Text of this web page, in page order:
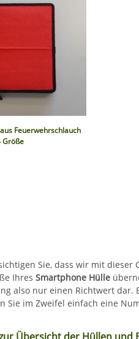
Feuerwehrschlauch
Größe
Sie, dass wir mit dieser
IhresSmartphone Hülle
also nur einen Richtwert dar.
Sie im Zweifel einfach eine